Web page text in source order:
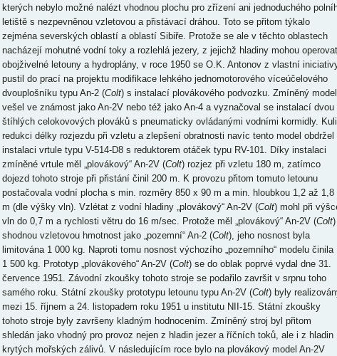
kterých nebylo možné nalézt vhodnou plochu pro zřízení ani jednoduchého
letiště s nezpevněnou vzletovou a přistávací dráhou. Toto se přitom týkalo
zejména severských oblastí a oblastí Sibiře. Protože se ale v těchto oblastech
nacházejí mohutné vodní toky a rozlehlá jezery, z jejichž hladiny mohou operovat
obojživelné letouny a hydroplány, v roce 1950 se O.K. Antonov z vlastní
pustil do prací na projektu modifikace lehkého jednomotorového víceúčelového
dvouplošníku typu An-2 (Colt) s instalací plovákového podvozku. Zmíněný model
vešel ve známost jako An-2V nebo též jako An-4 a vyznačoval se instalací dvou
štíhlých celokovových plováků s pneumaticky ovládanými vodními kormidly. Kuli
redukci délky rozjezdu při vzletu a zlepšení obratnosti navíc tento model obdržel
instalaci vrtule typu V-514-D8 s reduktorem otáček typu RV-101. Díky instalaci
zmíněné vrtule měl „plovákový“ An-2V (Colt) rozjez při vzletu 180 m, zatímco
dojezd tohoto stroje při přistání činil 200 m. K provozu přitom tomuto letounu
postačovala vodní plocha s min. rozměry 850 x 90 m a min. hloubkou 1,2 až 1,8
m (dle výšky vln). Vzlétat z vodní hladiny „plovákový“ An-2V (Colt) mohl při
vln do 0,7 m a rychlosti větru do 16 m/sec. Protože měl „plovákový“ An-2V (Colt)
shodnou vzletovou hmotnost jako „pozemní“ An-2 (Colt), jeho nosnost byla
limitována 1 000 kg. Naproti tomu nosnost výchozího „pozemního“ modelu činila
1 500 kg. Prototyp „plovákového“ An-2V (Colt) se do oblak poprvé vydal dne 31.
července 1951. Závodní zkoušky tohoto stroje se podařilo završit v srpnu toho
samého roku. Státní zkoušky prototypu letounu typu An-2V (Colt) byly
mezi 15. říjnem a 24. listopadem roku 1951 u institutu NII-15. Státní zkoušky
tohoto stroje byly završeny kladným hodnocením. Zmíněný stroj byl přitom
shledán jako vhodný pro provoz nejen z hladin jezer a říčních toků, ale i z hladin
krytých mořských zálivů. V následujícím roce bylo na plovákový model An-2V